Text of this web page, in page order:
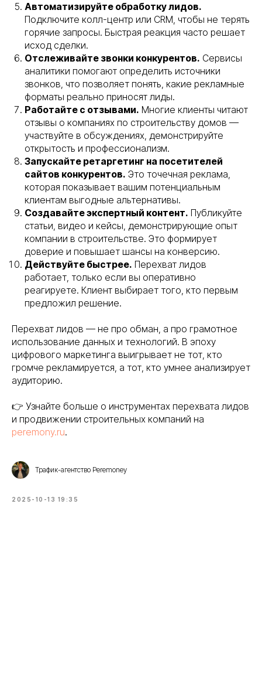
Автоматизируйте обработку лидов.
Подключите колл-центр или CRM, чтобы не терять
горячие запросы. Быстрая реакция часто решает
исход сделки.
Отслеживайте звонки конкурентов. Сервисы
аналитики помогают определить источники
звонков, что позволяет понять, какие рекламные
форматы реально приносят лиды.
Работайте с отзывами. Многие клиенты читают
отзывы о компаниях по строительству домов —
участвуйте в обсуждениях, демонстрируйте
открытость и профессионализм.
Запускайте ретаргетинг на посетителей
сайтов конкурентов. Это точечная реклама,
которая показывает вашим потенциальным
клиентам выгодные альтернативы.
Создавайте экспертный контент. Публикуйте
статьи, видео и кейсы, демонстрирующие опыт
компании в строительстве. Это формирует
доверие и повышает шансы на конверсию.
Действуйте быстрее. Перехват лидов
работает, только если вы оперативно
реагируете. Клиент выбирает того, кто первым
предложил решение.
Перехват лидов — не про обман, а про грамотное
использование данных и технологий. В эпоху
цифрового маркетинга выигрывает не тот, кто
громче рекламируется, а тот, кто умнее анализирует
аудиторию.
👉 Узнайте больше о инструментах перехвата лидов
и продвижении строительных компаний на
peremony.ru.
Трафик-агентство Peremoney
2025-10-13 19:35